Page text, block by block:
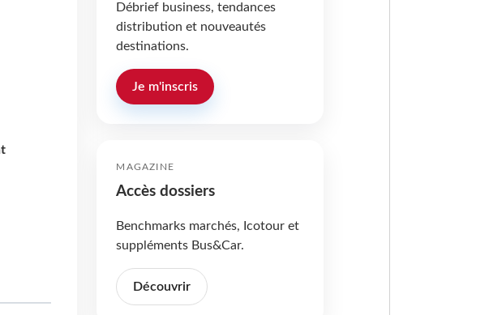
Débrief business, tendances
distribution et nouveautés
destinations.
Je m'inscris
MAGAZINE
Accès dossiers
Benchmarks marchés, Icotour et
suppléments Bus&Car.
Découvrir